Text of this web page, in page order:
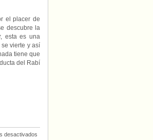
el placer de
descubre la
esta es una
vierte y así
tiene que
del Rabí
desactivados